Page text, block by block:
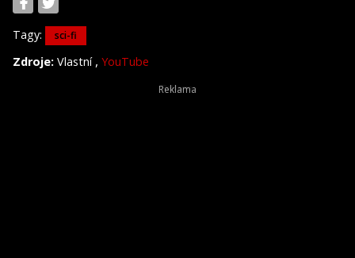
Tagy: sci-fi
Zdroje: Vlastní, YouTube